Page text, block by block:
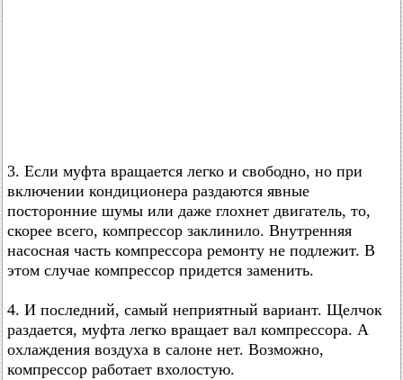
3. Если муфта вращается легко и свободно, но при
включении кондиционера раздаются явные
посторонние шумы или даже глохнет двигатель, то,
скорее всего, компрессор заклинило. Внутренняя
насосная часть компрессора ремонту не подлежит. В
этом случае компрессор придется заменить.
4. И последний, самый неприятный вариант. Щелчок
раздается, муфта легко вращает вал компрессора. А
охлаждения воздуха в салоне нет. Возможно,
компрессор работает вхолостую.